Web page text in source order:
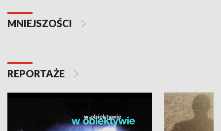
MNIEJSZOŚCI
REPORTAŻE